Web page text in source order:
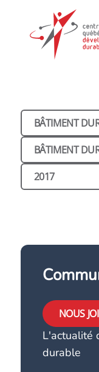
BÂTIMENT
BÂTIMENT
2017
NOUS
L'actualité
durable